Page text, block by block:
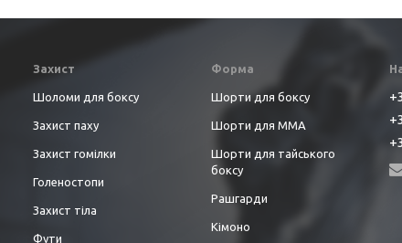
Захист
Шоломи для боксу
Захист паху
Захист гомілки
Голеностопи
Захист тіла
Фути
Форма
Шорти для боксу
Шорти для ММА
Шорти для тайського
боксу
Рашгарди
Кімоно